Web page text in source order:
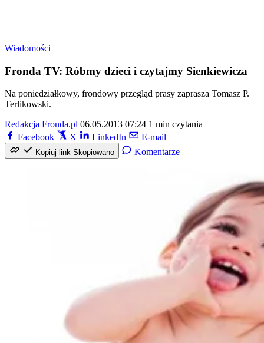
Wiadomości
Fronda TV: Róbmy dzieci i czytajmy Sienkiewicza
Na poniedziałkowy, frondowy przegląd prasy zaprasza Tomasz P.
Terlikowski.
Redakcja Fronda.pl 06.05.2013 07:24 1 min czytania
Facebook
X LinkedIn E-mail
Kopiuj link Skopiowano Komentarze